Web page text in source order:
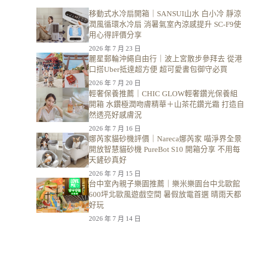
符
合
條
件
的
結
果
移動式水冷扇開箱｜SANSUI山水 白小冷 靜涼
潤風循環水冷扇 消暑氣室內涼感提升 SC-F9使
用心得評價分享
2026 年 7 月 23 日
麗星郵輪沖繩自由行｜波上宮散步參拜去 從港
口搭Uber抵達超方便 超可愛書包御守必買
2026 年 7 月 20 日
輕奢保養推薦｜CHIC GLOW輕奢鑽光保養組
開箱 水鑽極潤吻膚精華＋山茶花鑽光霜 打造自
然透亮好感膚況
2026 年 7 月 16 日
娜芮家貓砂機評價｜Nareca娜芮家 喵淨界全景
開放智慧貓砂機 PureBot S10 開箱分享 不用每
天鏟砂真好
2026 年 7 月 15 日
台中室內親子樂園推薦｜樂米樂園台中北歐館
600坪北歐風遊戲空間 暑假放電首選 晴雨天都
好玩
2026 年 7 月 14 日